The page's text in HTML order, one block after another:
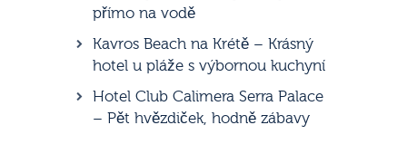
přímo na vodě
Kavros Beach na Krétě – Krásný
hotel u pláže s výbornou kuchyní
Hotel Club Calimera Serra Palace
– Pět hvězdiček, hodně zábavy